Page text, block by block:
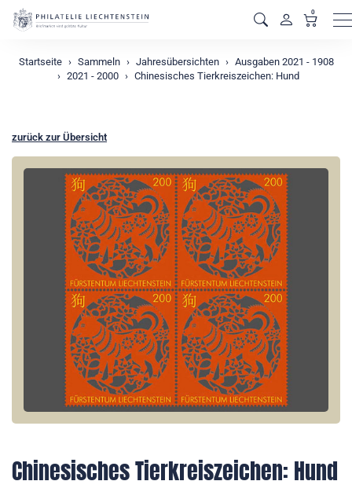
0
Startseite Sammeln Jahresübersichten
Ausgaben 2021 - 1908
2021 - 2000
Chinesisches Tierkreiszeichen: Hund
zurück zur Übersicht
Chinesisches Tierkreiszeichen: Hund